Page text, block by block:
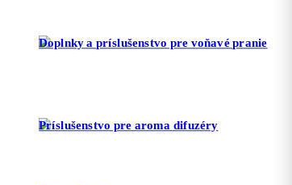
Doplnky a príslušenstvo pre voňavé pranie
Príslušenstvo pre aroma difuzéry